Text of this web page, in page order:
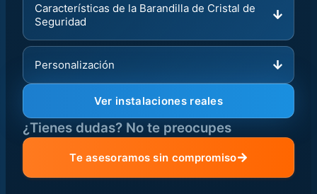
Características de la Barandilla de Cristal de
Seguridad
Personalización
Ver instalaciones reales
¿Tienes dudas? No te preocupes
Te asesoramos sin compromiso